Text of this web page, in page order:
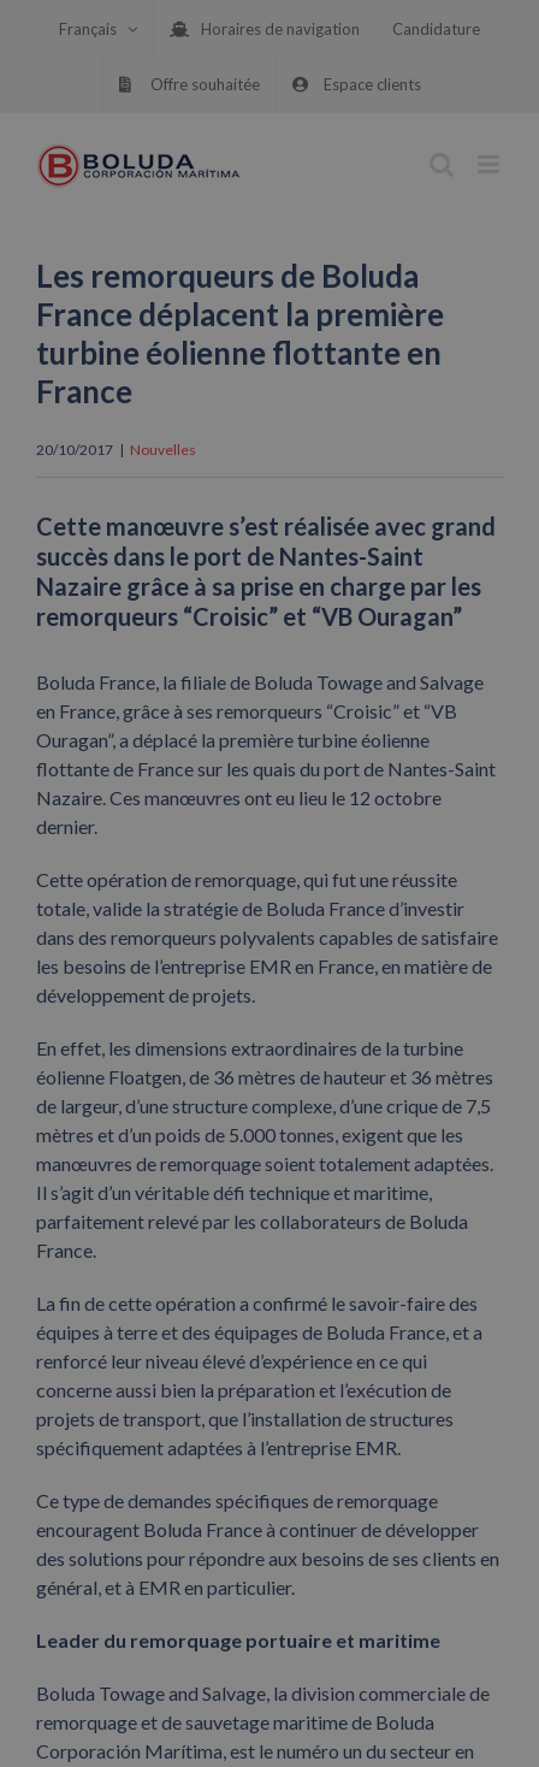
Français Horaires de navigation Candidature
Offre souhaitée Espace clients
Les remorqueurs de Boluda
France déplacent la première
turbine éolienne flottante en
France
20/10/2017 | Nouvelles
Cette manœuvre s’est réalisée avec grand
succès dans le port de Nantes-Saint
Nazaire grâce à sa prise en charge par les
remorqueurs “Croisic” et “VB Ouragan”
Boluda France, la filiale de Boluda Towage and Salvage
en France, grâce à ses remorqueurs “Croisic” et “VB
Ouragan”, a déplacé la première turbine éolienne
flottante de France sur les quais du port de Nantes-Saint
Nazaire. Ces manœuvres ont eu lieu le 12 octobre
dernier.
Cette opération de remorquage, qui fut une réussite
totale, valide la stratégie de Boluda France d’investir
dans des remorqueurs polyvalents capables de satisfaire
les besoins de l’entreprise EMR en France, en matière de
développement de projets.
En effet, les dimensions extraordinaires de la turbine
éolienne Floatgen, de 36 mètres de hauteur et 36 mètres
de largeur, d’une structure complexe, d’une crique de 7,5
mètres et d’un poids de 5.000 tonnes, exigent que les
manœuvres de remorquage soient totalement adaptées.
Il s’agit d’un véritable défi technique et maritime,
parfaitement relevé par les collaborateurs de Boluda
France.
La fin de cette opération a confirmé le savoir-faire des
équipes à terre et des équipages de Boluda France, et a
renforcé leur niveau élevé d’expérience en ce qui
concerne aussi bien la préparation et l’exécution de
projets de transport, que l’installation de structures
spécifiquement adaptées à l’entreprise EMR.
Ce type de demandes spécifiques de remorquage
encouragent Boluda France à continuer de développer
des solutions pour répondre aux besoins de ses clients en
général, et à EMR en particulier.
Leader du remorquage portuaire et maritime
Boluda Towage and Salvage, la division commerciale de
remorquage et de sauvetage maritime de Boluda
Corporación Marítima, est le numéro un du secteur en